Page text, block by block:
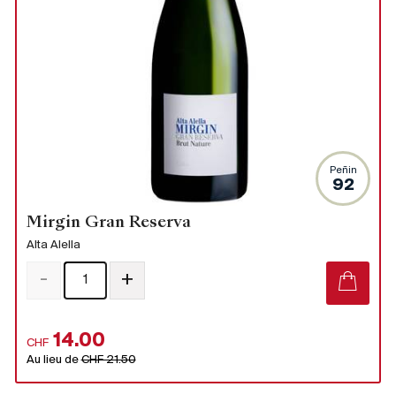
Peñin
92
Mirgin Gran Reserva
Alta Alella
CHF 14.00
Au lieu deCHF 21.50
- +